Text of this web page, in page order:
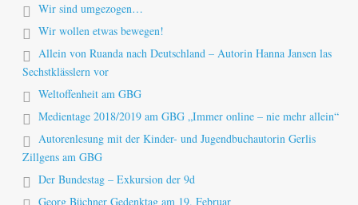
Wir sind umgezogen…
Wir wollen etwas bewegen!
Allein von Ruanda nach Deutschland – Autorin Hanna Jansen las
Sechstklässlern vor
Weltoffenheit am GBG
Medientage 2018/2019 am GBG „Immer online – nie mehr allein“
Autorenlesung mit der Kinder- und Jugendbuchautorin Gerlis
Zillgens am GBG
Der Bundestag – Exkursion der 9d
Georg Büchner Gedenktag am 19. Februar